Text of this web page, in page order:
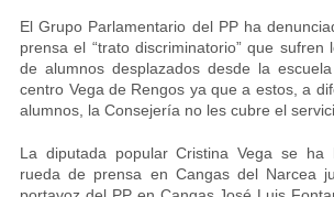
El Grupo Parlamentario del PP ha
prensa el “trato discriminatorio” que sufren
de alumnos desplazados desde la
centro Vega de Rengos ya que a estos, a
alumnos, la Consejería no les cubre el
La diputada popular Cristina Vega se ha
rueda de prensa en Cangas del Narcea